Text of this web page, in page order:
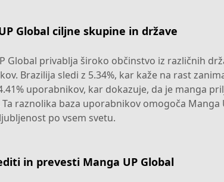
Global ciljne skupine in države
Global privablja široko občinstvo iz različnih
Brazilija sledi z 5.34%, kar kaže na rast
uporabnikov, kar dokazuje, da je manga
Ta raznolika baza uporabnikov omogoča
po vsem svetu.
in prevesti Manga UP Global